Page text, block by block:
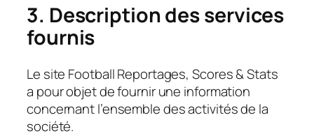
3. Description des services
fournis
Le site Football Reportages, Scores & Stats
a pour objet de fournir une information
concernant l’ensemble des activités de la
société.